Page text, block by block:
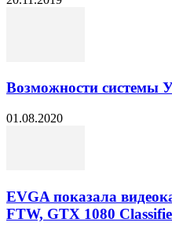
Возможности системы
01.08.2020
EVGA показала
FTW, GTX 1080